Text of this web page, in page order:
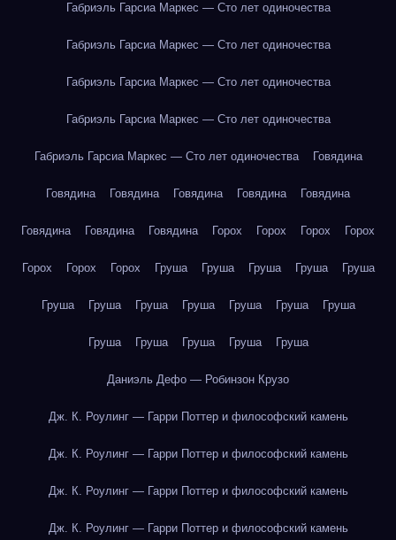
Габриэль Гарсиа Маркес — Сто лет одиночества
Габриэль Гарсиа Маркес — Сто лет одиночества
Габриэль Гарсиа Маркес — Сто лет одиночества
Габриэль Гарсиа Маркес — Сто лет одиночества
Габриэль Гарсиа Маркес — Сто лет одиночества Говядина
Говядина Говядина Говядина Говядина Говядина
Говядина Говядина Говядина Горох Горох Горох Горох
Горох Горох Горох Груша Груша Груша Груша Груша
Груша Груша Груша Груша Груша Груша Груша
Груша Груша Груша Груша Груша
Даниэль Дефо — Робинзон Крузо
Дж. К. Роулинг — Гарри Поттер и философский камень
Дж. К. Роулинг — Гарри Поттер и философский камень
Дж. К. Роулинг — Гарри Поттер и философский камень
Дж. К. Роулинг — Гарри Поттер и философский камень